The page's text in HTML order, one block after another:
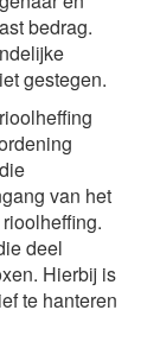
bedrag.
gestegen.
van het
deel
Hierbij is
te hanteren